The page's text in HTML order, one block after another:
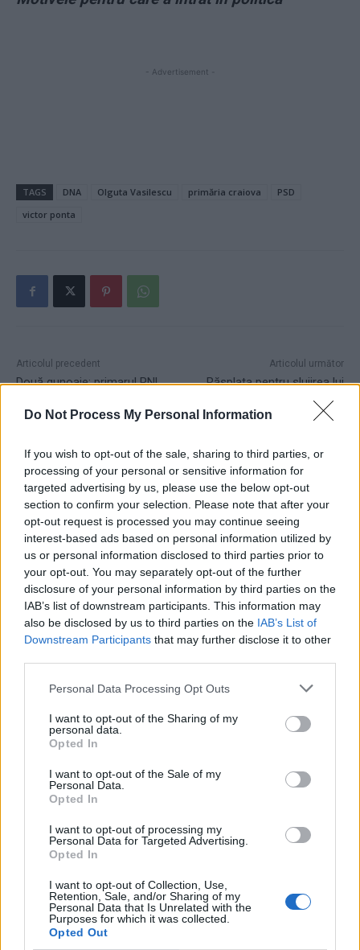
Do Not Process My Personal Information
If you wish to opt-out of the sale, sharing to third parties, or
processing of your personal or sensitive information for
targeted advertising by us, please use the below opt-out
section to confirm your selection. Please note that after your
opt-out request is processed you may continue seeing
interest-based ads based on personal information utilized by
us or personal information disclosed to third parties prior to
your opt-out. You may separately opt-out of the further
disclosure of your personal information by third parties on the
IAB’s list of downstream participants. This information may
also be disclosed by us to third parties on the IAB’s List of
Downstream Participants that may further disclose it to other
Personal Data Processing Opt Outs
I want to opt-out of the Sharing of my
personal data.
Opted In
I want to opt-out of the Sale of my
Personal Data.
Opted In
I want to opt-out of processing my
Personal Data for Targeted Advertising.
Opted In
I want to opt-out of Collection, Use,
Retention, Sale, and/or Sharing of my
Personal Data that Is Unrelated with the
Purposes for which it was collected.
Opted Out
- Advertisement -
TAGS DNA Olguta Vasilescu primăria craiova
PSD
victor ponta
Articolul precedent
Două gunoaie: primarul PNL
la proxeneți și fruntașa USR
PSD-ist”
Articolul următor
Răsplata pentru slujirea lui
Dragnea. Viorica Dăncilă a
rămas șomeră și cu ștampila
admin
RELATED ARTICLES
tabăra anti-europeană PSD-AUR:
convingătoare ale ministrului
A doua operațiune obscenă a
DIICOT în această vară, după ”cazul
consilier al lui Băsescu a fost
percheziționat și...